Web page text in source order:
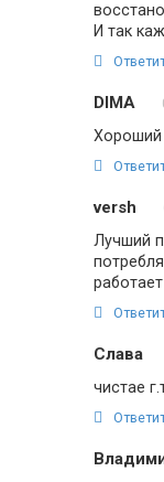
И так
DIMA
Хороший
versh
Лучший
Слава
чистае